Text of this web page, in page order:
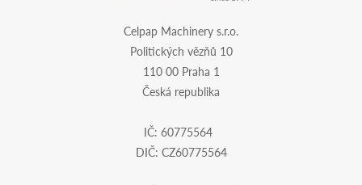
Celpap Machinery s.r.o.
Politických vězňů 10
110 00 Praha 1
Česká republika
IČ: 60775564
DIČ: CZ60775564